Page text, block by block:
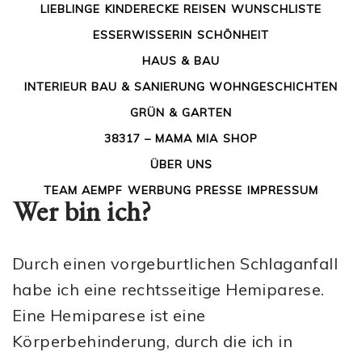
LIEBLINGE KINDERECKE REISEN WUNSCHLISTE
ESSERWISSERIN SCHÖNHEIT
HAUS & BAU
INTERIEUR BAU & SANIERUNG WOHNGESCHICHTEN
GRÜN & GARTEN
38317 – MAMA MIA SHOP
ÜBER UNS
TEAM AEMPF WERBUNG PRESSE IMPRESSUM
PUBLISHED ON27. JUNI 2022 BYGAST
geschrieben von J.
Wer bin ich?
Durch einen vorgeburtlichen Schlaganfall
habe ich eine rechtsseitige Hemiparese.
Eine Hemiparese ist eine
Körperbehinderung, durch die ich in